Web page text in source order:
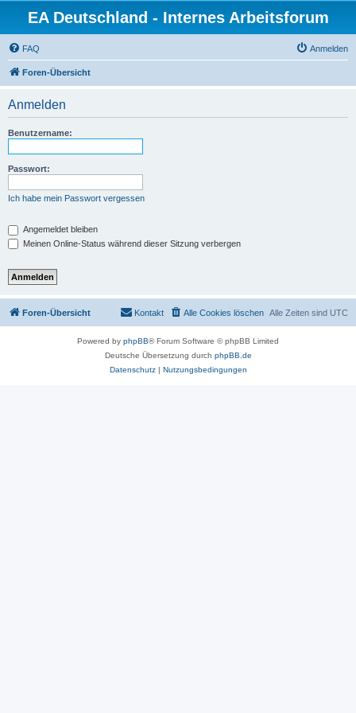
EA Deutschland - Internes Arbeitsforum
FAQ Anmelden
Foren-Übersicht
Anmelden
Benutzername:
Passwort:
Ich habe mein Passwort vergessen
Angemeldet bleiben
Meinen Online-Status während dieser Sitzung verbergen
Foren-Übersicht Alle Zeiten sind UTC
Alle Cookies löschen
Kontakt
Powered by phpBB® Forum Software © phpBB Limited
Deutsche Übersetzung durch phpBB.de
Datenschutz| Nutzungsbedingungen